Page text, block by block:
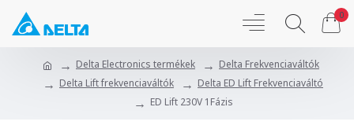
0
Delta Electronics termékek
Delta Frekvenciaváltók
Delta Lift frekvenciaváltók
Delta ED Lift Frekvenciaváltó
ED Lift 230V 1Fázis